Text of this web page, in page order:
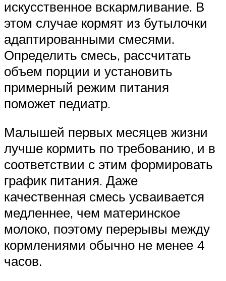
искусственное вскармливание. В
этом случае кормят из бутылочки
адаптированными смесями.
Определить смесь, рассчитать
объем порции и установить
примерный режим питания
поможет педиатр.
Малышей первых месяцев жизни
лучше кормить по требованию, и в
соответствии с этим формировать
график питания. Даже
качественная смесь усваивается
медленнее, чем материнское
молоко, поэтому перерывы между
кормлениями обычно не менее 4
часов.